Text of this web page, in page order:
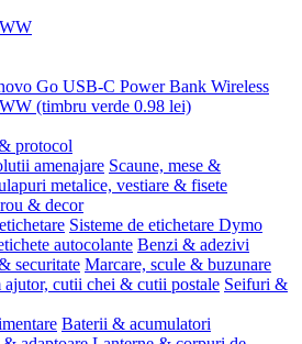
Go USB-C Power Bank Wireless
(timbru verde 0.98 lei)
protocol
amenajare Scaune, mese &
metalice, vestiare & fisete
& decor
Sisteme de etichetare Dymo
autocolante Benzi & adezivi
securitate Marcare, scule & buzunare
ajutor, cutii chei & cutii postale Seifuri &
Baterii & acumulatori